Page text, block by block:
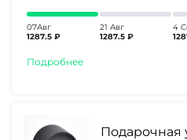
07Авг
1287.5 ₽
21 Авг
1287.5 ₽
4
Подробнее
Подарочная